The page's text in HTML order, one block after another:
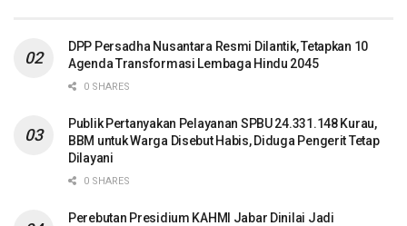
DPP Persadha Nusantara Resmi Dilantik, Tetapkan 10
Agenda Transformasi Lembaga Hindu 2045
0 SHARES
Publik Pertanyakan Pelayanan SPBU 24.331.148 Kurau,
BBM untuk Warga Disebut Habis, Diduga Pengerit Tetap
Dilayani
0 SHARES
Perebutan Presidium KAHMI Jabar Dinilai Jadi